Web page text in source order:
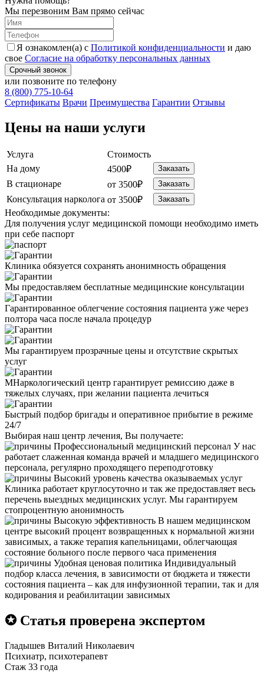
Мы перезвоним Вам прямо сейчас
Я ознакомлен(а) с Политикой конфиденциальности и даю
свое Согласие на обработку персональных данных
Срочный звонок
или позвоните по телефону
8 (800) 775-10-64
Cертификаты Врачи Преимущества Гарантии Отзывы
Цены на наши услуги
Услуга
Стоимость
На дому
4500₽ Заказать
В стационаре от 3500₽ Заказать
Консультация нарколога от 3500₽ Заказать
Необходимые документы:
Для получения услуг медицинской помощи необходимо иметь
при себе паспорт
Клиника обязуется сохранять анонимность обращения
Мы предоставляем бесплатные медицинские консультации
Гарантированное облегчение состояния пациента уже через
полтора часа после начала процедур
Мы гарантируем прозрачные цены и отсутствие скрытых
услуг
МНаркологический центр гарантирует ремиссию даже в
тяжелых случаях, при желании пациента лечиться
Быстрый подбор бригады и оперативное прибытие в режиме
24/7
Выбирая наш центр лечения, Вы получаете:
Профессиональный медицинский персонал У нас
работает слаженная команда врачей и младшего медицинского
персонала, регулярно проходящего переподготовку
Высокий уровень качества оказываемых услуг
Клиника работает круглосуточно и так же предоставляет весь
перечень выездных медицинских услуг. Мы гарантируем
стопроцентную анонимность
Высокую эффективность В нашем медицинском
центре высокий процент возвращенных к нормальной жизни
зависимых, а также терапия капельницами, облегчающая
состояние больного после первого часа применения
Удобная ценовая политика Индивидуальный
подбор класса лечения, в зависимости от бюджета и тяжести
состояния пациента – как для инфузионной терапии, так и для
кодирования и реабилитации зависимых
✪ Статья проверена экспертом
Гладышев Виталий Николаевич
Психиатр, психотерапевт
Стаж 33 года